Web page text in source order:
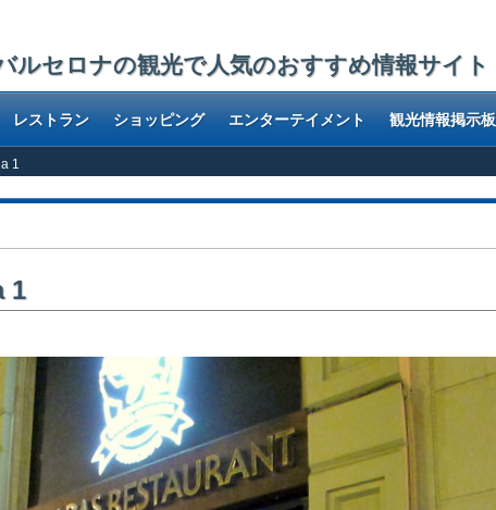
ルセロナの観光で人気のおすすめ情報サイト
レストラン ショッピング エンターテイメント 観光情報掲示板
1
1